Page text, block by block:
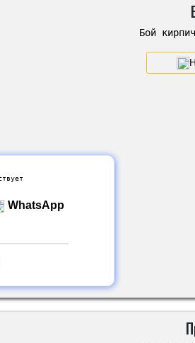
WhatsApp
Бой